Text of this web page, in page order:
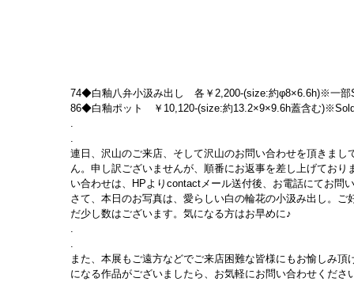
74◆白釉八弁小汲み出し　各￥2,200-(size:約φ8×6.6h)※一部
86◆白釉ポット　￥10,120-(size:約13.2×9×9.6h蓋含む
.
.
連日、沢山のご来店、そして沢山のお問い合わせを頂きま
ん。申し訳ございませんが、順番にお返事を差し上げてお
い合わせは、HPよりcontactメール送付後、お電話にてお問
さて、本日のお写真は、愛らしい白の輪花の小汲み出し。
だ少し数はございます。気になる方はお早めに♪
.
.
また、本展もご遠方などでご来店困難な皆様にもお愉しみ
になる作品がございましたら、お気軽にお問い合わせくだ